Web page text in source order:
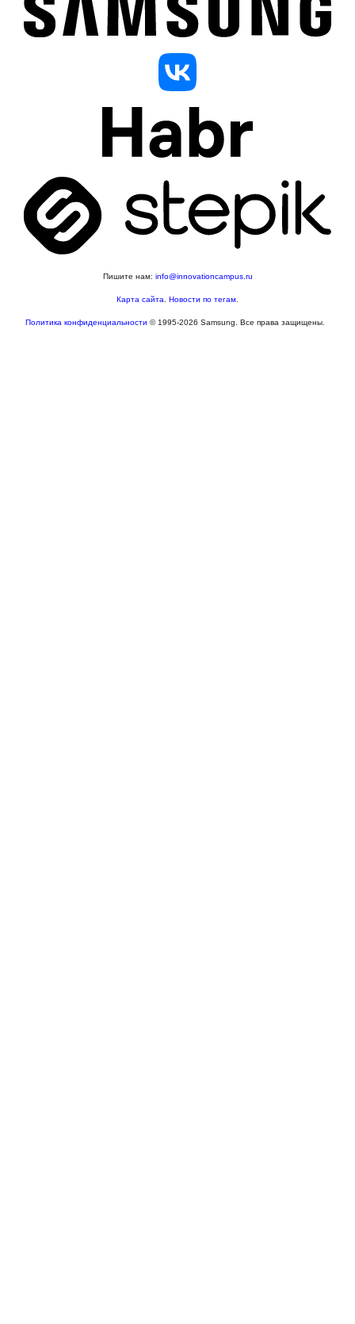
Пишите нам: info@innovationcampus.ru
Карта сайта Новости по тегам
Политика конфиденциальности © 1995-2026 Samsung. Все права защищены.